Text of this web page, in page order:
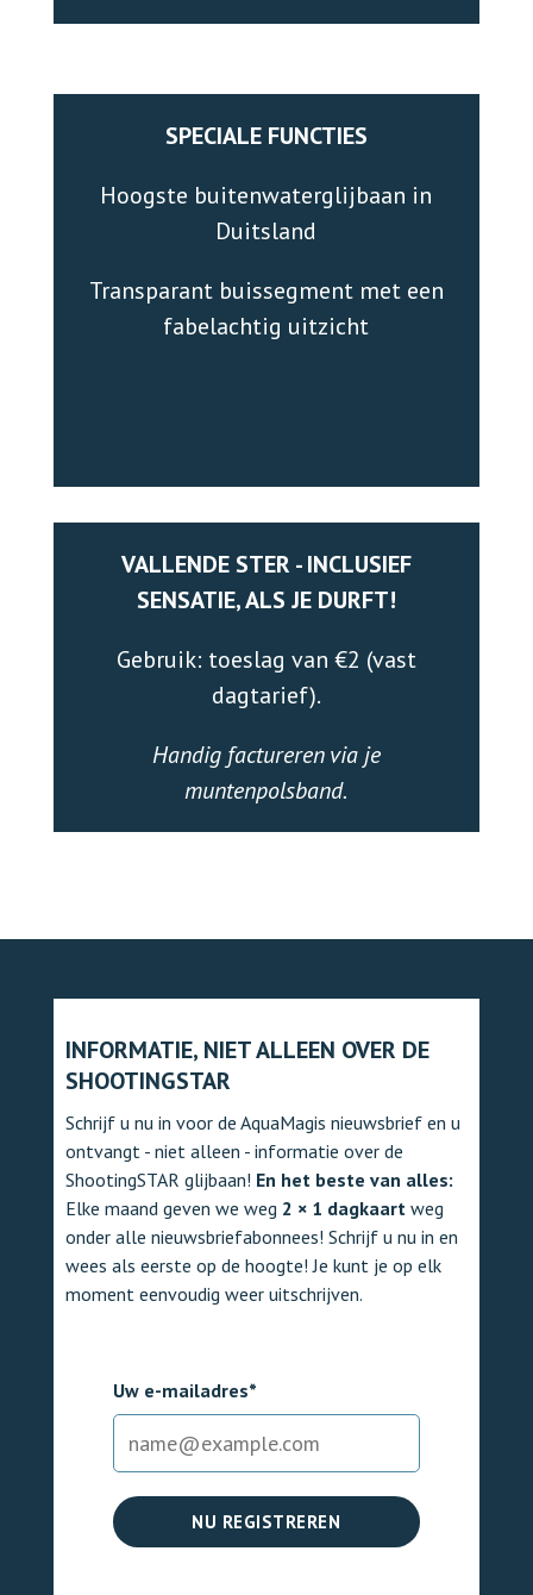
SPECIALE FUNCTIES
Hoogste buitenwaterglijbaan in
Duitsland
Transparant buissegment met een
fabelachtig uitzicht
VALLENDE STER - INCLUSIEF
SENSATIE, ALS JE DURFT!
Gebruik: toeslag van €2 (vast
dagtarief).
Handig factureren via je
muntenpolsband.
INFORMATIE, NIET ALLEEN OVER DE
SHOOTINGSTAR
Schrijf u nu in voor de AquaMagis nieuwsbrief en u
ontvangt - niet alleen - informatie over de
ShootingSTAR glijbaan! En het beste van alles:
Elke maand geven we weg 2 × 1 dagkaart weg
onder alle nieuwsbriefabonnees! Schrijf u nu in en
wees als eerste op de hoogte! Je kunt je op elk
moment eenvoudig weer uitschrijven.
Uw e-mailadres*
NU REGISTREREN